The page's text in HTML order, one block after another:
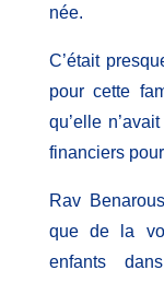
née.
C’était
pour cette
qu’elle
financiers
Rav
que de la
enfants